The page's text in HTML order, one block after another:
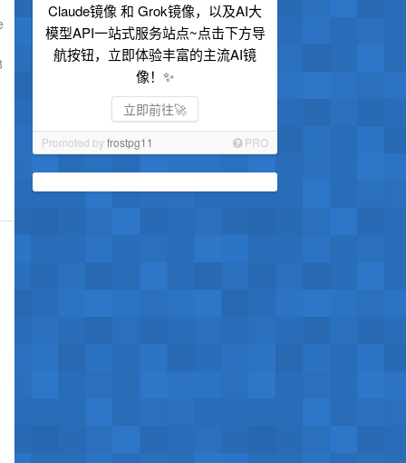
Claude镜像 和 Grok镜像，以及AI大
模型API一站式服务站点~点击下方导
航按钮，立即体验丰富的主流AI镜
像！✨
立即前往🚀
Promoted byfrostpg11 PRO